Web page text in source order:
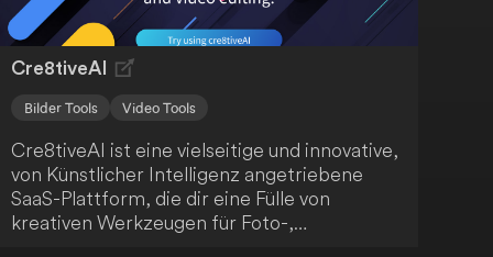
Cre8tiveAI
Bilder Tools Video Tools
Cre8tiveAI ist eine vielseitige und innovative,
von Künstlicher Intelligenz angetriebene
SaaS-Plattform, die dir eine Fülle von
kreativen Werkzeugen für Foto-,